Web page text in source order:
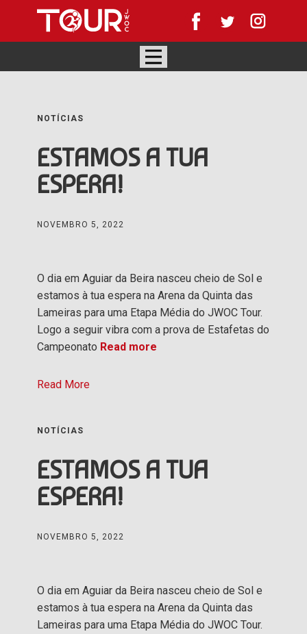
NOTÍCIAS
ESTAMOS A TUA
ESPERA!
NOVEMBRO 5, 2022
O dia em Aguiar da Beira nasceu cheio de Sol e
estamos à tua espera na Arena da Quinta das
Lameiras para uma Etapa Média do JWOC Tour.
Logo a seguir vibra com a prova de Estafetas do
Campeonato Read more
Read More
NOTÍCIAS
ESTAMOS A TUA
ESPERA!
NOVEMBRO 5, 2022
O dia em Aguiar da Beira nasceu cheio de Sol e
estamos à tua espera na Arena da Quinta das
Lameiras para uma Etapa Média do JWOC Tour.